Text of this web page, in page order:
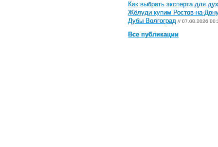
Как выбрать эксперта для
Жёлуди купим Ростов-на-
Дубы Волгоград // 07.08.2026
Все публикации